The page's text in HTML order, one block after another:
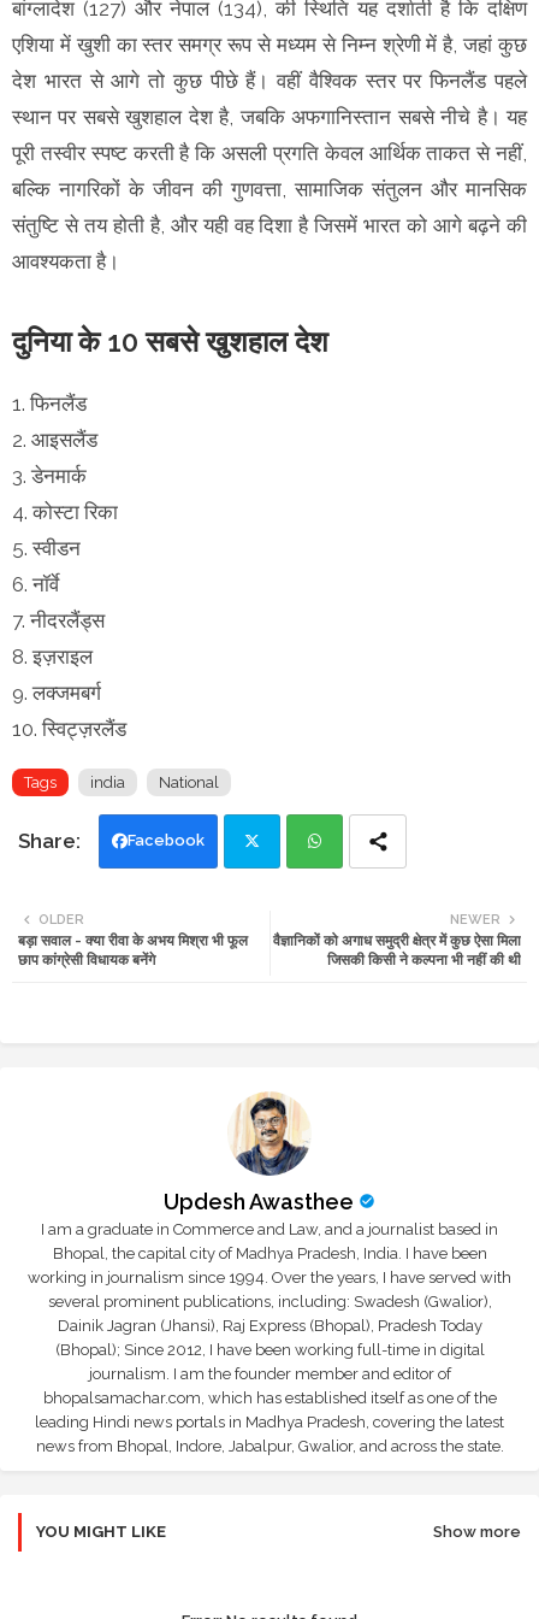
बांग्लादेश (127) और नेपाल (134), की स्थिति यह दर्शाती है कि दक्षिण
एशिया में खुशी का स्तर समग्र रूप से मध्यम से निम्न श्रेणी में है, जहां कुछ
देश भारत से आगे तो कुछ पीछे हैं। वहीं वैश्विक स्तर पर फिनलैंड पहले
स्थान पर सबसे खुशहाल देश है, जबकि अफगानिस्तान सबसे नीचे है। यह
पूरी तस्वीर स्पष्ट करती है कि असली प्रगति केवल आर्थिक ताकत से नहीं,
बल्कि नागरिकों के जीवन की गुणवत्ता, सामाजिक संतुलन और मानसिक
संतुष्टि से तय होती है, और यही वह दिशा है जिसमें भारत को आगे बढ़ने की
आवश्यकता है।
दुनिया के 10 सबसे खुशहाल देश
1. फिनलैंड
2. आइसलैंड
3. डेनमार्क
4. कोस्टा रिका
5. स्वीडन
6. नॉर्वे
7. नीदरलैंड्स
8. इज़राइल
9. लक्जमबर्ग
10. स्विट्ज़रलैंड
Tags india National
Facebook
tte ats
NEWER
वैज्ञानिकों को अगाध समुद्री क्षेत्र में कुछ ऐसा मिला
जिसकी किसी ने कल्पना भी नहीं की थी
OLDER
बड़ा सवाल - क्या रीवा के अभय मिश्रा भी फूल
छाप कांग्रेसी विधायक बनेंगे
Updesh Awasthee
I am a graduate in Commerce and Law, and a journalist based in
Bhopal, the capital city of Madhya Pradesh, India. I have been
working in journalism since 1994. Over the years, I have served with
several prominent publications, including: Swadesh (Gwalior),
Dainik Jagran (Jhansi), Raj Express (Bhopal), Pradesh Today
(Bhopal); Since 2012, I have been working full-time in digital
journalism. I am the founder member and editor of
bhopalsamachar.com, which has established itself as one of the
leading Hindi news portals in Madhya Pradesh, covering the latest
news from Bhopal, Indore, Jabalpur, Gwalior, and across the state.
YOU MIGHT LIKE Show more